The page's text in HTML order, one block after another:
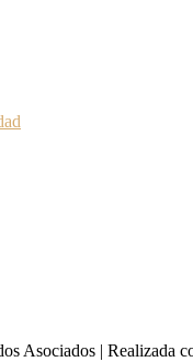
Asociados | Realizada